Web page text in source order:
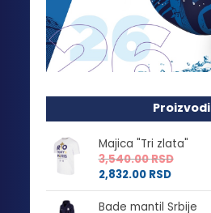
Proizvodi
Majica "Tri zlata"
3,540.00RSD
2,832.00 RSD
Bade mantil Srbije